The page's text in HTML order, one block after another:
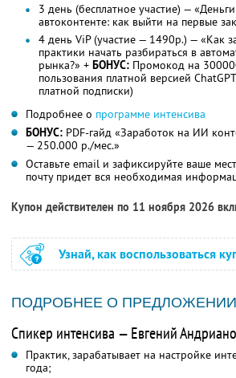
3 день (бесплатное участие) —
автоконтенте: как выйти на первые
4 день ViP (участие — 1490р.) — «Как
практики начать разбираться в
рынка?» + БОНУС: Промокод на
пользования платной версией
платной подписки)
Подробнее о программе интенсива
БОНУС: PDF-гайд «Заработок на ИИ
— 250.000 р./мес.»
Оставьте email и зафиксируйте ваше
почту придет вся необходимая
Купон действителен по 11 ноября 2026
Узнай, как воспользоваться
ПОДРОБНЕЕ О ПРЕДЛОЖЕНИИ
Спикер интенсива — Евгений
Практик, зарабатывает на настройке
года;